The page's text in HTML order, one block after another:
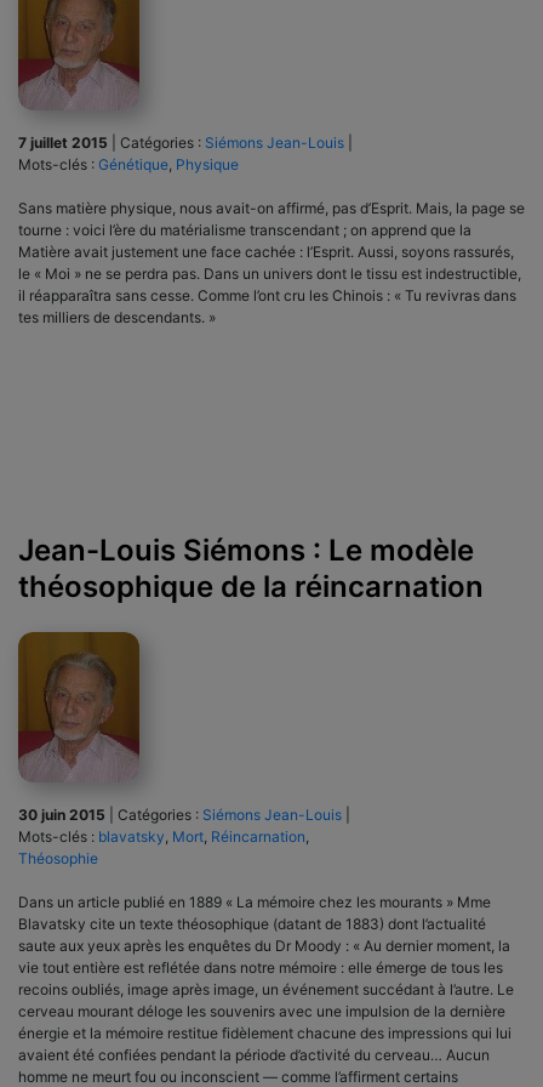
7 juillet 2015 Catégories : Siémons Jean-Louis
Mots-clés : Génétique Physique
Sans matière physique, nous avait-on affirmé, pas d’Esprit. Mais, la page se
tourne : voici l’ère du matérialisme transcendant ; on apprend que la
Matière avait justement une face cachée : l’Esprit. Aussi, soyons rassurés,
le « Moi » ne se perdra pas. Dans un univers dont le tissu est indestructible,
il réapparaîtra sans cesse. Comme l’ont cru les Chinois : « Tu revivras dans
tes milliers de descendants. »
Jean-Louis Siémons : Le modèle
théosophique de la réincarnation
30 juin 2015 Catégories : Siémons Jean-Louis
Mots-clés : blavatsky Mort Réincarnation
Théosophie
Dans un article publié en 1889 « La mémoire chez les mourants » Mme
Blavatsky cite un texte théosophique (datant de 1883) dont l’actualité
saute aux yeux après les enquêtes du Dr Moody : « Au dernier moment, la
vie tout entière est reflétée dans notre mémoire : elle émerge de tous les
recoins oubliés, image après image, un événement succé­dant à l’autre. Le
cerveau mourant déloge les souvenirs avec une impulsion de la dernière
énergie et la mémoire restitue fidèlement chacune des impres­sions qui lui
avaient été confiées pendant la période d’activité du cer­veau… Aucun
homme ne meurt fou ou inconscient — comme l’affirment certains